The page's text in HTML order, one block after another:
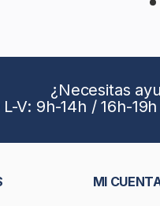
¿Necesitas
V: 9h-14h / 16h-19h
MI